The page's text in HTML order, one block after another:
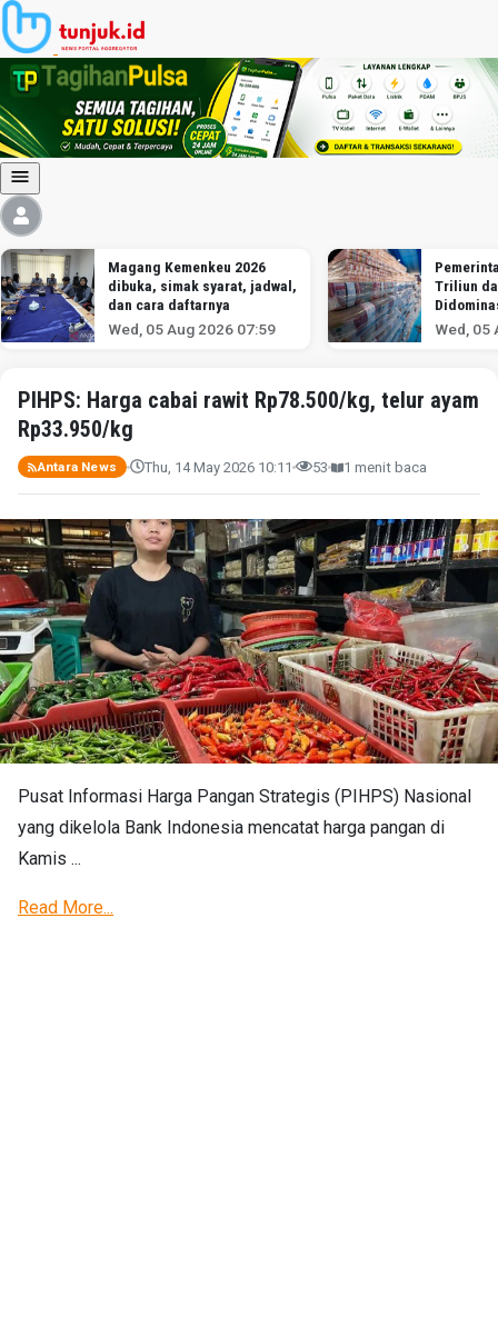
Magang Kemenkeu 2026
dibuka, simak syarat, jadwal,
dan cara daftarnya
Wed, 05 Aug 2026 07:59
Triliun
Wed, 05
PIHPS: Harga cabai rawit Rp78.500/kg, telur ayam
Rp33.950/kg
Antara News Thu, 14 May 2026 10:11 53 1 menit baca
Pusat Informasi Harga Pangan Strategis (PIHPS) Nasional
yang dikelola Bank Indonesia mencatat harga pangan di
Kamis ...
Read More...